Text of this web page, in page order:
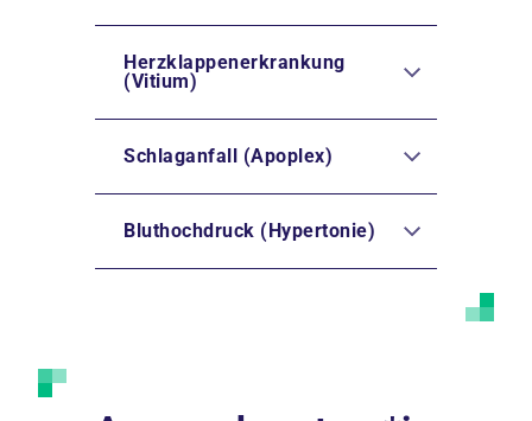
Herzklappenerkrankung
(Vitium)
Schlaganfall (Apoplex)
Bluthochdruck (Hypertonie)